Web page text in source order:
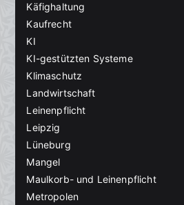
Käfighaltung
Kaufrecht
KI
KI-gestützten Systeme
Klimaschutz
Landwirtschaft
Leinenpflicht
Leipzig
Lüneburg
Mangel
Maulkorb- und Leinenpflicht
Metropolen